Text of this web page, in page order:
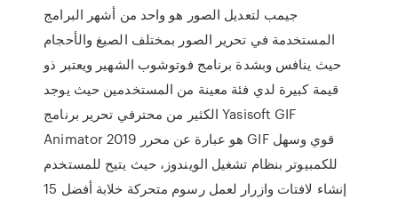
جيمب لتعديل الصور هو واحد من أشهر البرامج
المستخدمة في تحرير الصور بمختلف الصيغ والأحجام
حيث ينافس وبشدة برنامج فوتوشوب الشهير ويعتبر ذو
قيمة كبيرة لدي فئة معينة من المستخدمين حيث يوجد
الكثير من محترفي تحرير برنامج Yasisoft GIF
Animator 2019 هو عبارة عن محرر GIF قوي وسهل
للكمبيوتر بنظام تشغيل الويندوز، حيث يتيح للمستخدم
إنشاء لافتات وازرار لعمل رسوم متحركة خلابة أفضل 15